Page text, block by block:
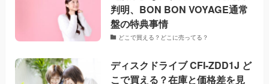
判明、BON BON VOYAGE通常
盤の特典事情
どこで買える？どこに売ってる？
ディスクドライブ CFI-ZDD1J ど
こで買える？在庫と価格差を見